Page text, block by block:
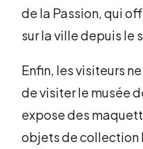
de la Passion, qui
sur la ville depuis le
Enfin, les visiteurs
de visiter le musée
expose des
objets de collection